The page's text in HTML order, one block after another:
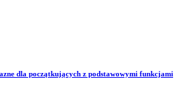
dla początkujących z podstawowymi funkcjami